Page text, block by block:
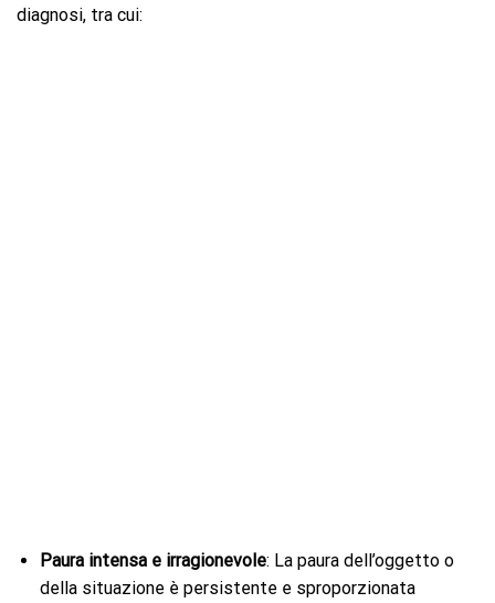
diagnosi, tra cui:
Paura intensa e irragionevole: La paura dell’oggetto o
della situazione è persistente e sproporzionata